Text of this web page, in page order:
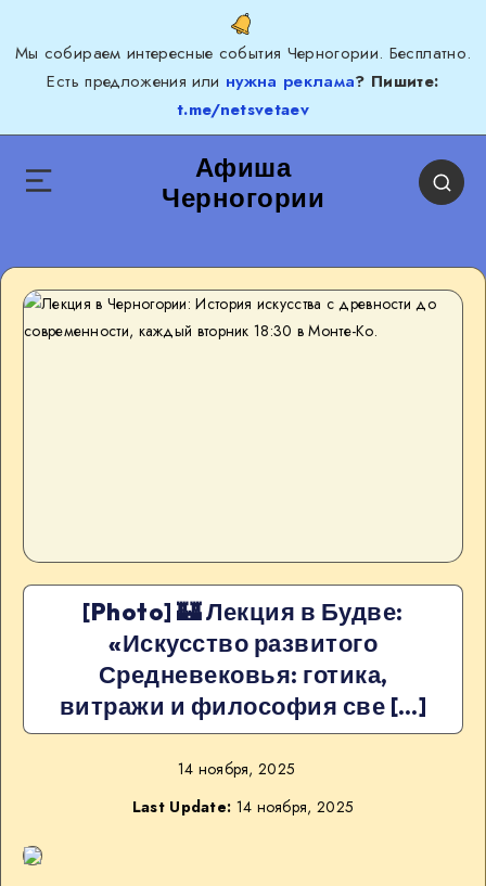
Мы собираем интересные события Черногории. Бесплатно.
Есть предложения или нужна реклама? Пишите:
t.me/netsvetaev
Афиша
Черногории
[Photo] 🏰 Лекция в Будве:
«Искусство развитого
Средневековья: готика,
витражи и философия све […]
14 ноября, 2025
Last Update: 14 ноября, 2025